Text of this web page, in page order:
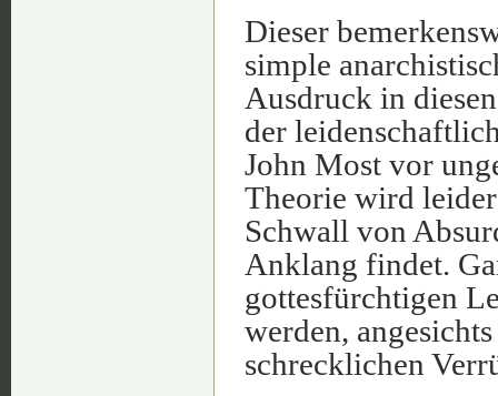
Dieser
simple
Ausdruck in
der
John Most vor
Theorie wird leider
Schwall von
Anklang findet.
gottesfürchtigen
werden,
schrecklichen